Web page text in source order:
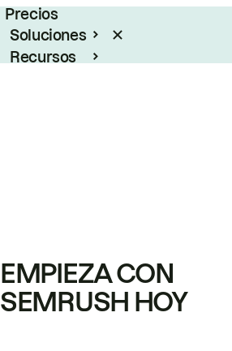
Precios
Soluciones
Recursos
EMPIEZA CON
SEMRUSH HOY